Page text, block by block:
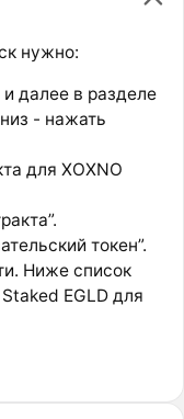
нужно:
далее в разделе
- нажать
для XOXNO
токен”.
Ниже список
EGLD для